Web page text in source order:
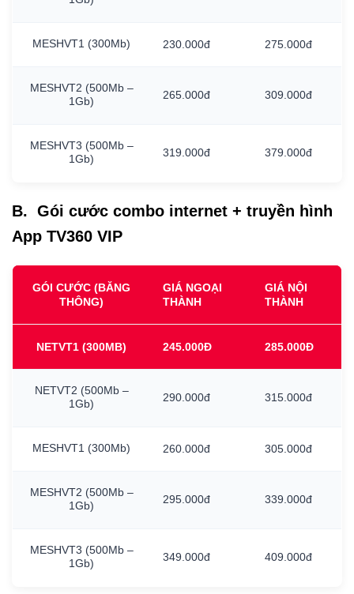
MESHVT1 (300Mb) 230.000đ 275.000đ
MESHVT2 (500Mb –
1Gb)
265.000đ 309.000đ
MESHVT3 (500Mb –
1Gb)
319.000đ 379.000đ
B. Gói cước combo internet + truyền hình
App TV360 VIP
GÓI CƯỚC (BĂNG
THÔNG)
GIÁ NGOẠI
THÀNH
GIÁ NỘI
THÀNH
NETVT1 (300MB) 245.000Đ 285.000Đ
NETVT2 (500Mb –
1Gb)
290.000đ 315.000đ
MESHVT1 (300Mb) 260.000đ 305.000đ
MESHVT2 (500Mb –
1Gb)
295.000đ 339.000đ
MESHVT3 (500Mb –
1Gb)
349.000đ 409.000đ